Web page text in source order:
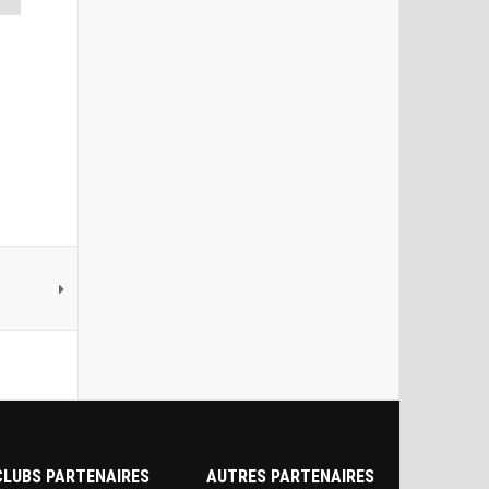
PARTENAIRES AUTRES PARTENAIRES